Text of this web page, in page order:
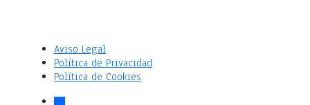
Aviso Legal
Política de Privacidad
Política de Cookies
facebook